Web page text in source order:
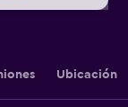
Ubicación